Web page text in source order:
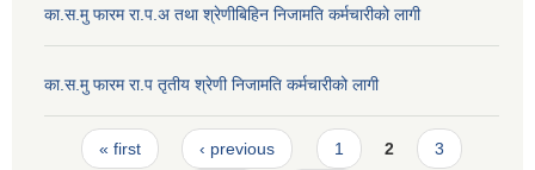
का.स.मु फारम रा.प.अ तथा श्रेणीबिहिन निजामति कर्मचारीको लागी
का.स.मु फारम रा.प तृतीय श्रेणी निजामति कर्मचारीको लागी
Pages
« first ‹ previous 1 2 3